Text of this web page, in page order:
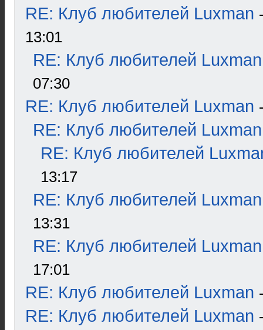
RE: Клуб любителей Luxman
13:01
RE: Клуб любителей Luxman
07:30
RE: Клуб любителей Luxman
RE: Клуб любителей Luxman
RE: Клуб любителей
13:17
RE: Клуб любителей Luxman
13:31
RE: Клуб любителей Luxman
17:01
RE: Клуб любителей Luxman
RE: Клуб любителей Luxman